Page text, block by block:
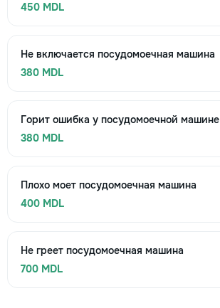
450 MDL
Не включается посудомоечная машина
380 MDL
Горит ошибка у посудомоечной машине
380 MDL
Плохо моет посудомоечная машина
400 MDL
Не греет посудомоечная машина
700 MDL